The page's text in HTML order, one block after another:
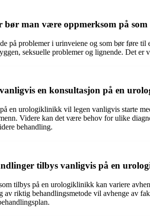
bør man være oppmerksom på
på problemer i urinveiene og som bør føre
seksuelle problemer og lignende. Det
en konsultasjon på en
en urologiklinikk vil legen vanligvis starte
Videre kan det være behov for ulike
behandling.
tilbys vanligvis på en
tilbys på en urologiklinikk kan variere
av riktig behandlingsmetode vil avhenge av